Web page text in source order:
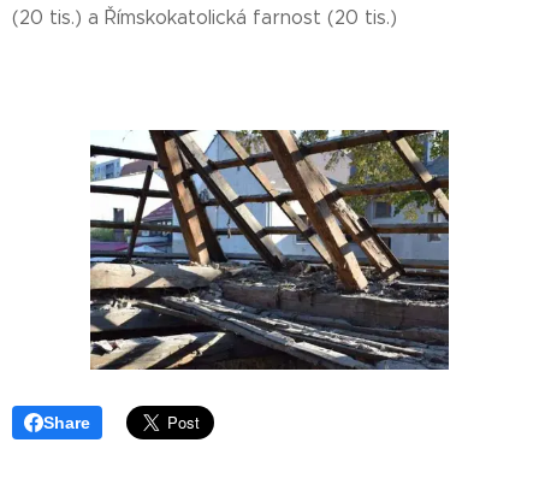
(20 tis.) a Římskokatolická farnost (20 tis.)
Share